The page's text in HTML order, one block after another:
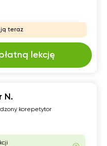
teraz
lekcję
N.
korepetytor